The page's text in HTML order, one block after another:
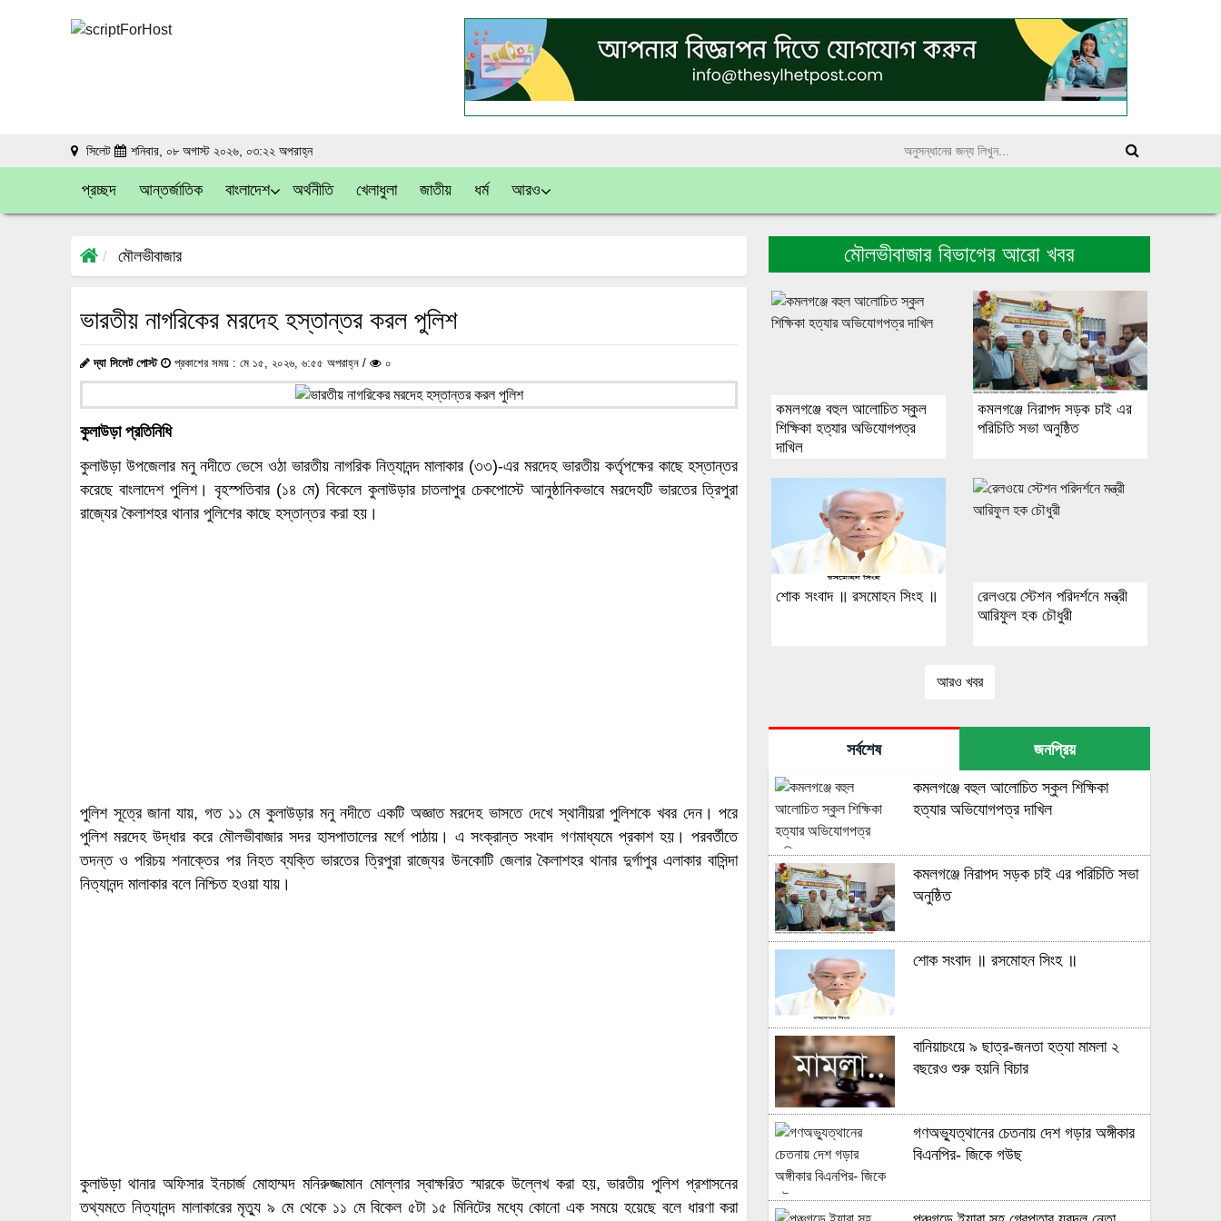
সিলেট শনিবার, ০৮ অগাস্ট ২০২৬, ০৩:২২ অপরাহ্ন
প্রচ্ছদ আন্তর্জাতিক বাংলাদেশ অর্থনীতি খেলাধুলা জাতীয় ধর্ম আরও
মৌলভীবাজার
ভারতীয় নাগরিকের মরদেহ হস্তান্তর করল পুলিশ
দ্যা সিলেট পোস্ট প্রকাশের সময় : মে ১৫, ২০২৬, ৬:৫৫ অপরাহ্ন / ০
কুলাউড়া প্রতিনিধি
কুলাউড়া উপজেলার মনু নদীতে ভেসে ওঠা ভারতীয় নাগরিক নিত্যানন্দ মালাকার (৩৩)-এর মরদেহ ভারতীয় কর্তৃপক্ষের কাছে হস্তান্তর
করেছে বাংলাদেশ পুলিশ। বৃহস্পতিবার (১৪ মে) বিকেলে কুলাউড়ার চাতলাপুর চেকপোস্টে আনুষ্ঠানিকভাবে মরদেহটি ভারতের ত্রিপুরা
রাজ্যের কৈলাশহর থানার পুলিশের কাছে হস্তান্তর করা হয়।
পুলিশ সূত্রে জানা যায়, গত ১১ মে কুলাউড়ার মনু নদীতে একটি অজ্ঞাত মরদেহ ভাসতে দেখে স্থানীয়রা পুলিশকে খবর দেন। পরে
পুলিশ মরদেহ উদ্ধার করে মৌলভীবাজার সদর হাসপাতালের মর্গে পাঠায়। এ সংক্রান্ত সংবাদ গণমাধ্যমে প্রকাশ হয়। পরবর্তীতে
তদন্ত ও পরিচয় শনাক্তের পর নিহত ব্যক্তি ভারতের ত্রিপুরা রাজ্যের উনকোটি জেলার কৈলাশহর থানার দুর্গাপুর এলাকার বাসিন্দা
নিত্যানন্দ মালাকার বলে নিশ্চিত হওয়া যায়।
কুলাউড়া থানার অফিসার ইনচার্জ মোহাম্মদ মনিরুজ্জামান মোল্লার স্বাক্ষরিত স্মারকে উল্লেখ করা হয়, ভারতীয় পুলিশ প্রশাসনের
তথ্যমতে নিত্যানন্দ মালাকারের মৃত্যু ৯ মে থেকে ১১ মে বিকেল ৫টা ১৫ মিনিটের মধ্যে কোনো এক সময়ে হয়েছে বলে ধারণা করা
মৌলভীবাজার বিভাগের আরো খবর
কমলগঞ্জে বহুল আলোচিত স্কুল
শিক্ষিকা হত্যার অভিযোগপত্র
দাখিল
কমলগঞ্জে নিরাপদ সড়ক চাই এর
পরিচিতি সভা অনুষ্ঠিত
শোক সংবাদ ॥ রসমোহন সিংহ ॥
রেলওয়ে স্টেশন পরিদর্শনে মন্ত্রী
আরিফুল হক চৌধুরী
আরও খবর
সর্বশেষ জনপ্রিয়
কমলগঞ্জে বহুল আলোচিত স্কুল শিক্ষিকা
হত্যার অভিযোগপত্র দাখিল
কমলগঞ্জে নিরাপদ সড়ক চাই এর পরিচিতি সভা
অনুষ্ঠিত
শোক সংবাদ ॥ রসমোহন সিংহ ॥
বানিয়াচংয়ে ৯ ছাত্র-জনতা হত্যা মামলা ২
বছরেও শুরু হয়নি বিচার
গণঅভ্যুত্থানের চেতনায় দেশ গড়ার অঙ্গীকার
বিএনপির- জিকে গউছ